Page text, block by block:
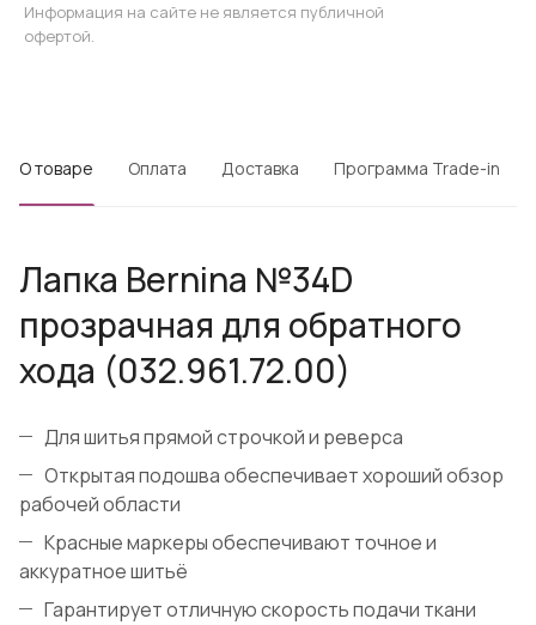
Информация на сайте не является публичной
офертой.
О товаре Оплата Доставка Программа Trade-in
Лапка Bernina №34D
прозрачная для обратного
хода (032.961.72.00)
Для шитья прямой строчкой и реверса
Открытая подошва обеспечивает хороший обзор
рабочей области
Красные маркеры обеспечивают точное и
аккуратное шитьё
Гарантирует отличную скорость подачи ткани